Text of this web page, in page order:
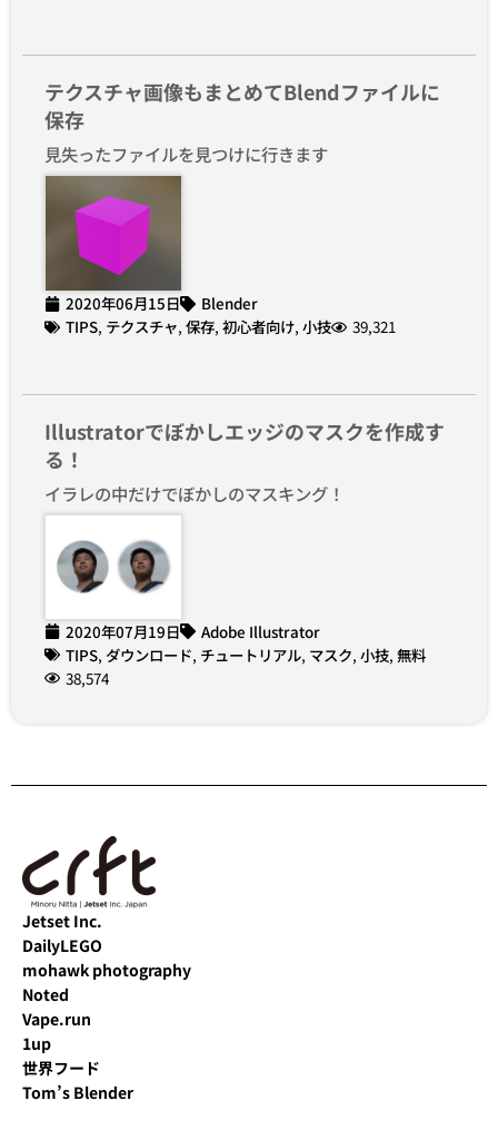
テクスチャ画像もまとめてBlendファイルに
保存
見失ったファイルを見つけに行きます
2020年06月15日
Blender
TIPS, テクスチャ, 保存, 初心者向け, 小技 39,321
Illustratorでぼかしエッジのマスクを作成す
る！
イラレの中だけでぼかしのマスキング！
2020年07月19日
Adobe Illustrator
TIPS, ダウンロード, チュートリアル, マスク, 小技, 無料
38,574
Jetset Inc.
DailyLEGO
mohawk photography
Noted
Vape.run
1up
世界フード
Tom’s Blender